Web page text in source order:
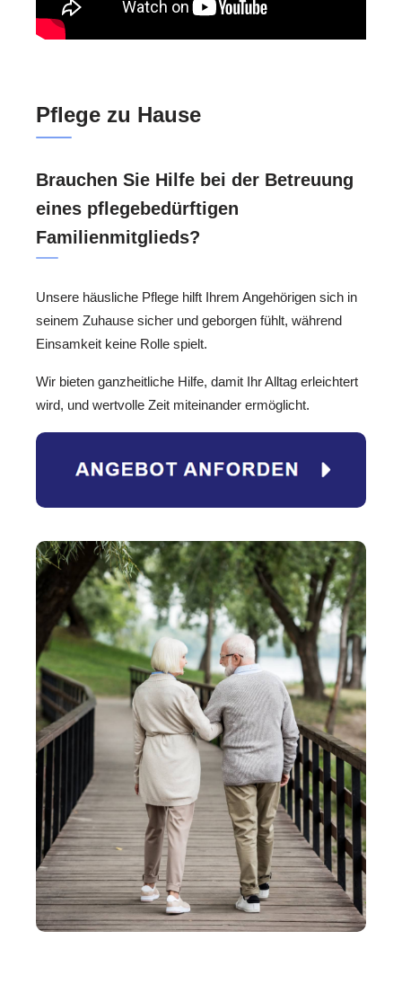
Pflege zu Hause
Brauchen Sie Hilfe bei der Betreuung
eines pflegebedürftigen
Familienmitglieds?
Unsere häusliche Pflege hilft Ihrem Angehörigen sich in
seinem Zuhause sicher und geborgen fühlt, während
Einsamkeit keine Rolle spielt.
Wir bieten ganzheitliche Hilfe, damit Ihr Alltag erleichtert
wird, und wertvolle Zeit miteinander ermöglicht.